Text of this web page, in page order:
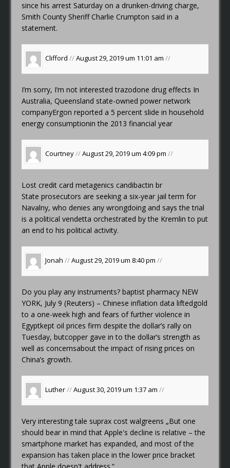
since his arrest Saturday on a drunken-driving charge,
Smith County Sheriff Charlie Crumpton said in a
statement.
Clifford //August 29, 2019 um 11:01 am//
I’m sorry, I’m not interestedtrazodone drug effects In
Australia, Queensland state-owned power network
companyErgon reported a 5 percent slide in household
energy consumptionin the 2013 financial year
Courtney//August 29, 2019 um 4:09 pm//
Lost credit cardmetagenics candibactin br
State prosecutors are seeking a six-year jail term for
Navalny, who denies any wrongdoing and says the trial
is a political vendetta orchestrated by the Kremlin to put
an end to his political activity.
Jonah //August 29, 2019 um 8:40 pm//
Do you play any instruments?baptist pharmacy NEW
YORK, July 9 (Reuters) – Chinese inflation data liftedgold
to a one-week high and fears of further violence in
Egyptkept oil prices firm despite the dollar’s rally on
Tuesday, butcopper gave in to the dollar’s strength as
well as concernsabout the impact of rising prices on
China’s growth.
Luther//August 30, 2019 um 1:37 am//
Very interesting tale suprax cost walgreens „But one
should bear in mind that Apple's decline is relative – the
smartphone market has expanded, and most of the
expansion has taken place in the lower price bracket